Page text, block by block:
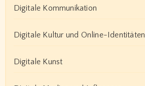
Digitale Kommunikation
Digitale Kultur und Online-Identitäten
Digitale Kunst